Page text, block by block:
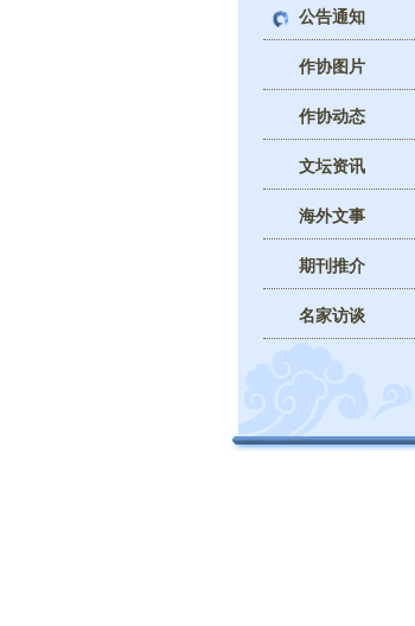
公告通知
作协图片
作协动态
文坛资讯
海外文事
期刊推介
名家访谈